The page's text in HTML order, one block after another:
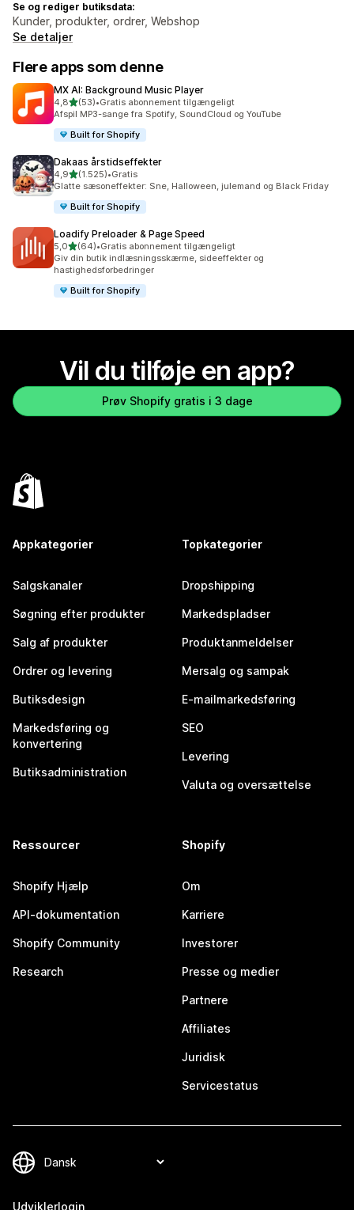
Se og rediger butiksdata:
Kunder, produkter, ordrer, Webshop
Se detaljer
Flere apps som denne
MX AI: Background Music Player
4,8ud af 5 stjerner
(53)
53 anmeldelser i alt
•Gratis abonnement tilgængeligt
Afspil MP3-sange fra Spotify, SoundCloud og YouTube
Built for Shopify
Dakaas årstidseffekter
4,9ud af 5 stjerner
(1.525)
1525 anmeldelser i alt
•Gratis
Glatte sæsoneffekter: Sne, Halloween, julemand og Black Friday
Built for Shopify
Loadify Preloader & Page Speed
5,0ud af 5 stjerner
(64)
64 anmeldelser i alt
•Gratis abonnement tilgængeligt
Giv din butik indlæsningsskærme, sideeffekter og
hastighedsforbedringer
Built for Shopify
Vil du tilføje en app?
Prøv Shopify gratis i 3 dage
Appkategorier
Salgskanaler
Søgning efter produkter
Salg af produkter
Ordrer og levering
Butiksdesign
Markedsføring og
konvertering
Butiksadministration
Topkategorier
Dropshipping
Markedspladser
Produktanmeldelser
Mersalg og sampak
E-mailmarkedsføring
SEO
Levering
Valuta og oversættelse
Ressourcer
Shopify Hjælp
API-dokumentation
Shopify Community
Research
Shopify
Om
Karriere
Investorer
Presse og medier
Partnere
Affiliates
Juridisk
Servicestatus
Udviklerlogin